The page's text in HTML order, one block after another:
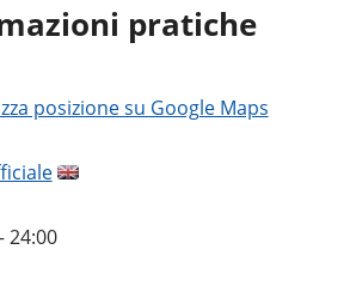
pratiche
posizione su Google Maps
24:00